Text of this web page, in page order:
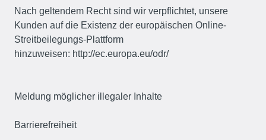
Nach geltendem Recht sind wir verpflichtet, unsere
Kunden auf die Existenz der europäischen Online-
Streitbeilegungs-Plattform
hinzuweisen: http://ec.europa.eu/odr/
Meldung möglicher illegaler Inhalte
Barrierefreiheit